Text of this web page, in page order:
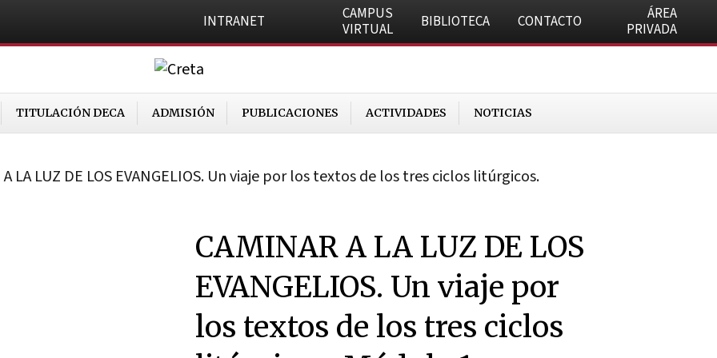
INTRANET
CAMPUS
VIRTUAL
BIBLIOTECA CONTACTO
ÁREA
PRIVADA
TITULACIÓN DECA ADMISIÓN PUBLICACIONES ACTIVIDADES NOTICIAS
A LA LUZ DE LOS EVANGELIOS. Un viaje por los textos de los tres ciclos litúrgicos.
CAMINAR A LA LUZ DE LOS
EVANGELIOS. Un viaje por
los textos de los tres ciclos